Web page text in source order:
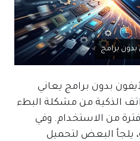
بدون برامج
بدون برامج يعاني
الذكية من مشكلة البطء
فترة من الاستخدام. وفي
يلجأ البعض لتحميل